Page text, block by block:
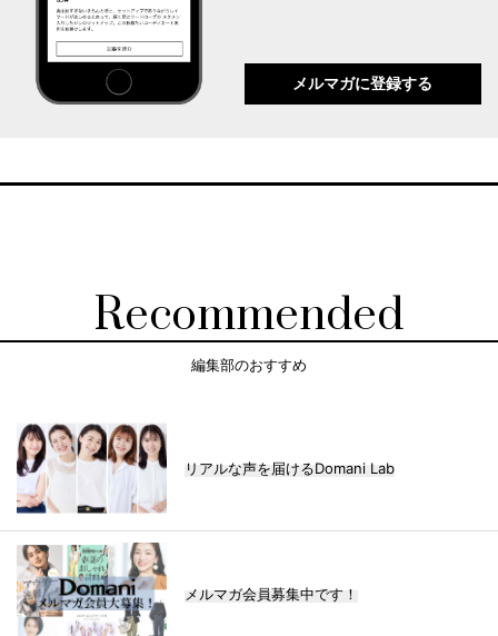
メルマガに登録する
Recommended
編集部のおすすめ
リアルな声を届けるDomani Lab
メルマガ会員募集中です！